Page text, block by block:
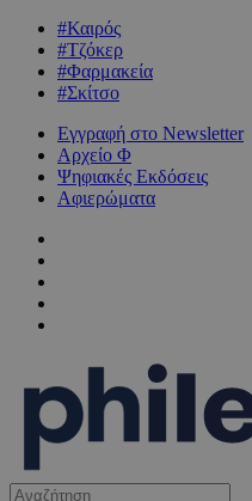
#Καιρός
#Τζόκερ
#Φαρμακεία
#Σκίτσο
Εγγραφή στο Newsletter
Αρχείο Φ
Ψηφιακές Εκδόσεις
Αφιερώματα